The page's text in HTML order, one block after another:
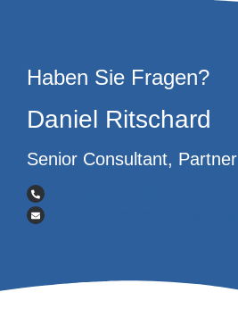
Haben Sie Fragen?
Daniel Ritschard
Senior Consultant, Partner